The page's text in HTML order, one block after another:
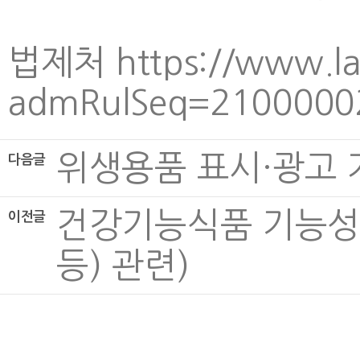
법제처
https://
다음글 위생용품 표시·광
이전글
건강기능식품 기능
등) 관련)